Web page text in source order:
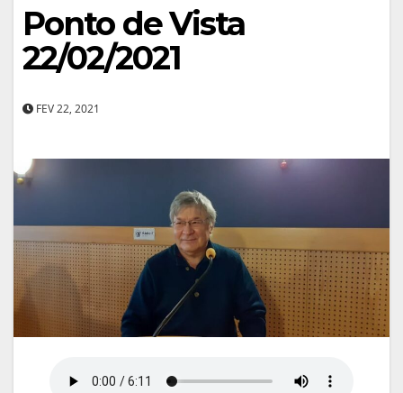
Ponto de Vista
22/02/2021
FEV 22, 2021